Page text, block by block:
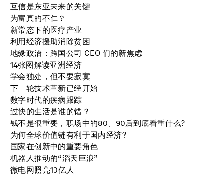
互信是东亚未来的关键
为富真的不仁？
新常态下的医疗产业
利用经济援助消除贫困
地缘政治：跨国公司 CEO 们的新焦虑
14张图解读亚洲经济
学会独处，但不要寂寞
下一轮技术革新已经开始
数字时代的疾病跟踪
过快的生活是谁的错？
钱不是很重要，职场中的80、90后到底看重什么?
为何全球价值链有利于国内经济?
国家在创新中的重要角色
机器人推动的“滔天巨浪”
微电网照亮10亿人